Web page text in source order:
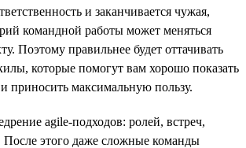
и заканчивается чужая,
командной работы может меняться
Поэтому правильнее будет оттачивать
которые помогут вам хорошо показать
приносить максимальную пользу.
agile-подходов: ролей, встреч,
После этого даже сложные команды